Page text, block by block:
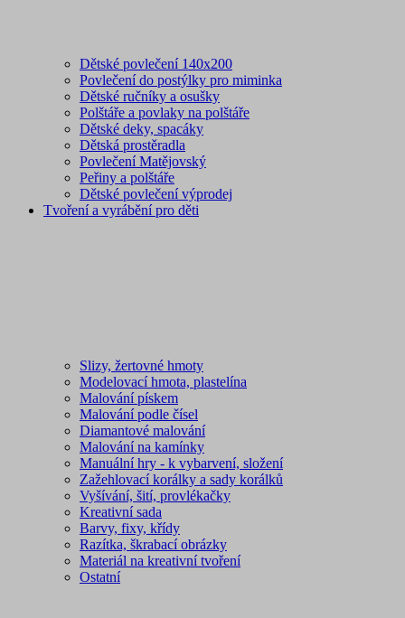
Dětské povlečení 140x200
Povlečení do postýlky pro miminka
Dětské ručníky a osušky
Polštáře a povlaky na polštáře
Dětské deky, spacáky
Dětská prostěradla
Povlečení Matějovský
Peřiny a polštáře
Dětské povlečení výprodej
Tvoření a vyrábění pro děti
Slizy, žertovné hmoty
Modelovací hmota, plastelína
Malování pískem
Malování podle čísel
Diamantové malování
Malování na kamínky
Manuální hry - k vybarvení, složení
Zažehlovací korálky a sady korálků
Vyšívání, šití, provlékačky
Kreativní sada
Barvy, fixy, křídy
Razítka, škrabací obrázky
Materiál na kreativní tvoření
Ostatní